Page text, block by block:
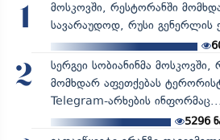
1
მოსკოვში, რესტორანში
სავარაუდოდ, რუსი გენერლის
2
სერგეი სობიანინმა მოსკოვში,
მომხდარ აფეთქებას
Telegram-არხების ინფორმაც...
5296